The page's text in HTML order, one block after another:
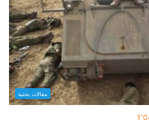
مقالات بحثية